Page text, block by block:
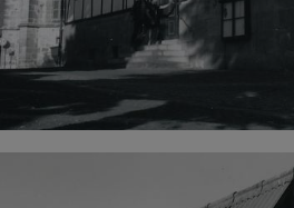
Details anzeigen
Impressum